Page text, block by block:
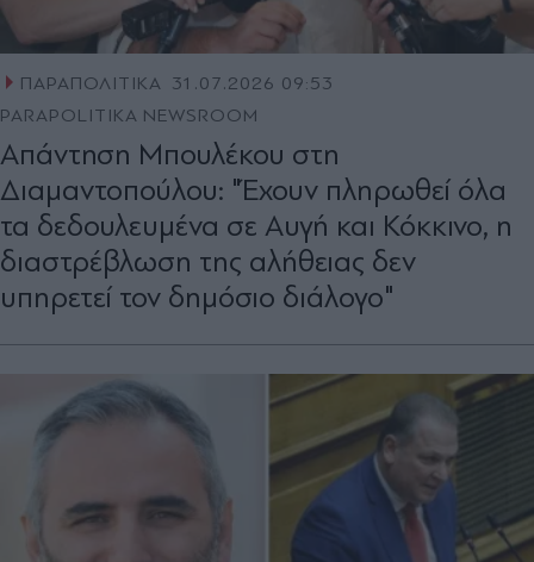
ΠΑΡΑΠΟΛΙΤΙΚΑ 31.07.2026 09:53
PARAPOLITIKA NEWSROOM
Απάντηση Μπουλέκου στη
Διαμαντοπούλου: "Έχουν πληρωθεί όλα
τα δεδουλευμένα σε Αυγή και Κόκκινο, η
διαστρέβλωση της αλήθειας δεν
υπηρετεί τον δημόσιο διάλογο"